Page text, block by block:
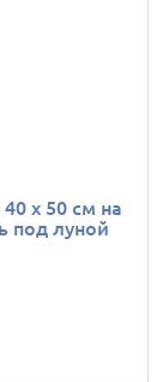
х 50 см на
под луной